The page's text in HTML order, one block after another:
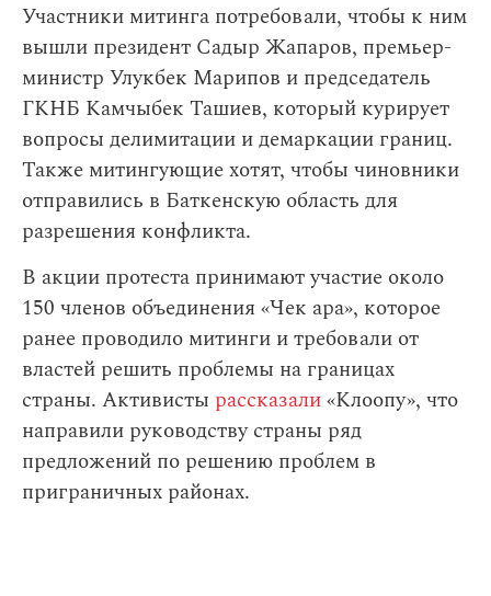
Участники митинга потребовали, чтобы к ним
вышли президент Садыр Жапаров, премьер-
министр Улукбек Марипов и председатель
ГКНБ Камчыбек Ташиев, который курирует
вопросы делимитации и демаркации границ.
Также митингующие хотят, чтобы чиновники
отправились в Баткенскую область для
разрешения конфликта.
В акции протеста принимают участие около
150 членов объединения «Чек ара», которое
ранее проводило митинги и требовали от
властей решить проблемы на границах
страны. Активисты рассказали«Клоопу», что
направили руководству страны ряд
предложений по решению проблем в
приграничных районах.